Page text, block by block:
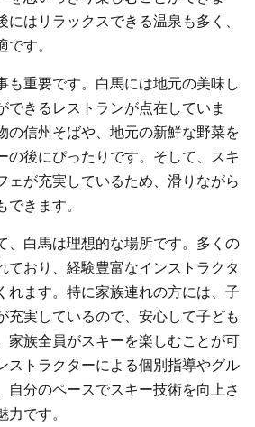
にはリラックスできる温泉も多く、
す。
も重要です。白馬には地元の美味し
できるレストランが点在していま
の信州そばや、地元の新鮮な野菜を
の後にぴったりです。そして、スキ
ェが充実しているため、滑りながら
できます。
、白馬は理想的な場所です。多くの
ており、経験豊富なインストラクタ
れます。特に家族連れの方には、子
充実しているので、安心して子ども
家族全員がスキーを楽しむことが可
ストラクターによる個別指導やグル
自分のペースでスキー技術を向上さ
です。